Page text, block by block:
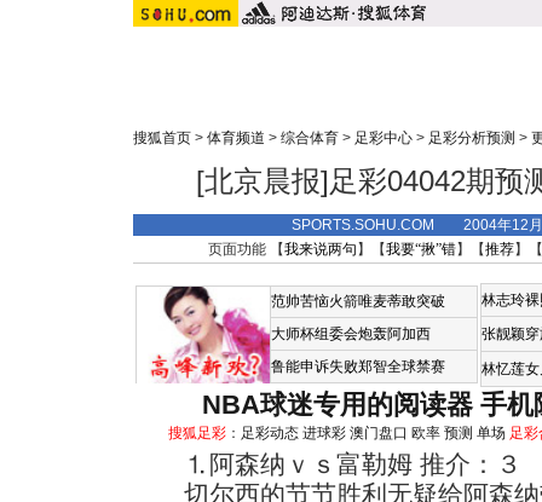
搜狐首页 > 体育频道 > 综合体育 > 足彩中心 > 足彩分析预测 >
[北京晨报]足彩04042期预
SPORTS.SOHU.COM 2004年12
页面功能 【我来说两句 】【我要“揪”错】【推荐】
范帅苦恼火箭唯麦蒂敢突破
大师杯组委会炮轰阿加西
鲁能申诉失败郑智全球禁赛
林志玲
张靓颖
林忆莲
NBA球迷专用的阅读器 手机
搜狐足彩 ： 足彩动态 进球彩 澳门盘口 欧率 预测 单场 足彩
⒈阿森纳ｖｓ富勒姆 推介：３
切尔西的节节胜利无疑给阿森纳